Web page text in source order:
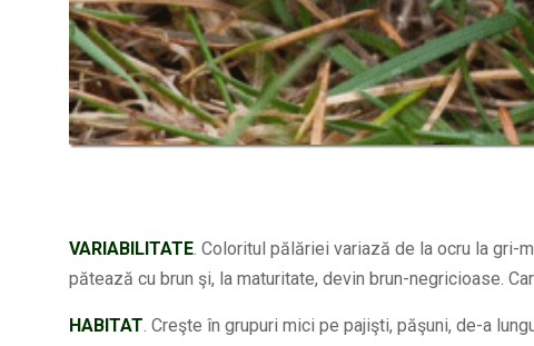
VARIABILITATE. Coloritul pălăriei variază de la ocru la gri-
pătează cu brun şi, la maturitate, devin brun-negricioase.
HABITAT. Creşte în grupuri mici pe pajişti, păşuni, de-a